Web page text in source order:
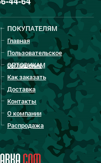
ПОКУПАТЕЛЯМ
Главная
Пользовательское
соглашение
ОПТОВИКАМ
Как заказать
Доставка
Контакты
О компании
Распродажа